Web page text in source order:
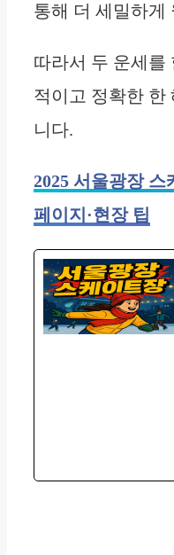
통해 더 세밀하게
따라서 두 운세를
적이고 정확한 한
니다.
2025 서울광장 스
페이지·현장 팁